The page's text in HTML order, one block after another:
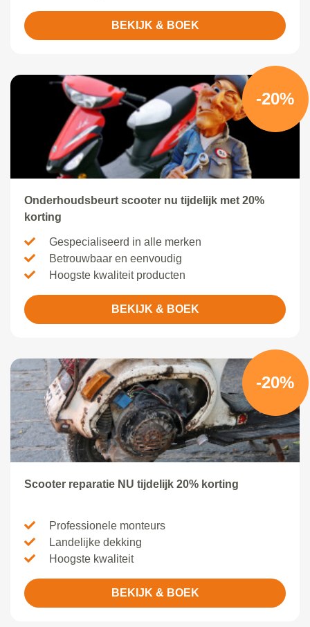
BEKIJK & BOEK
-20%
Onderhoudsbeurt scooter nu tijdelijk met 20%
korting
Gespecialiseerd in alle merken
Betrouwbaar en eenvoudig
Hoogste kwaliteit producten
BEKIJK & BOEK
-20%
Scooter reparatie NU tijdelijk 20% korting
Professionele monteurs
Landelijke dekking
Hoogste kwaliteit
BEKIJK & BOEK